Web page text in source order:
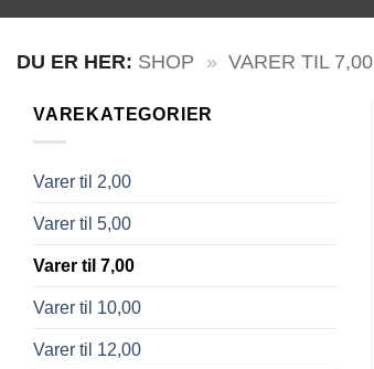
DU ER HER: SHOP » VARER TIL 7,00
VAREKATEGORIER
Varer til 2,00
Varer til 5,00
Varer til 7,00
Varer til 10,00
Varer til 12,00